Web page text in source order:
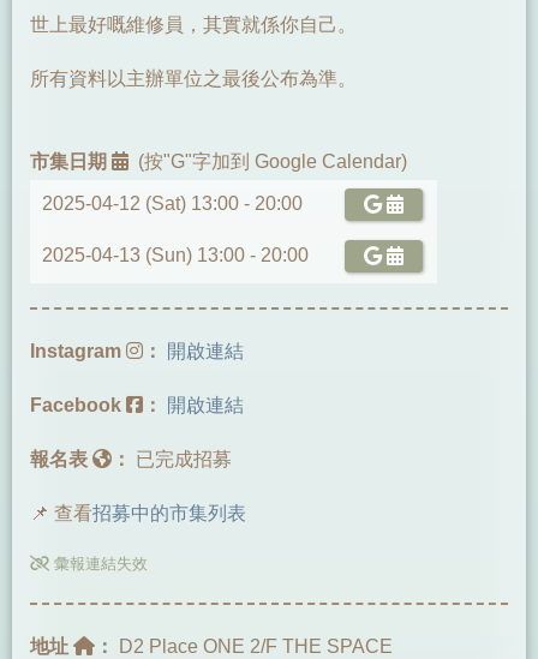
世上最好嘅維修員，其實就係你自己。
所有資料以主辦單位之最後公布為準。
市集日期 (按"G"字加到 Google Calendar)
2025-04-12 (Sat) 13:00 - 20:00
2025-04-13 (Sun) 13:00 - 20:00
Instagram ： 開啟連結
Facebook ： 開啟連結
報名表 ： 已完成招募
📌 查看招募中的市集列表
彙報連結失效
地址 ： D2 Place ONE 2/F THE SPACE